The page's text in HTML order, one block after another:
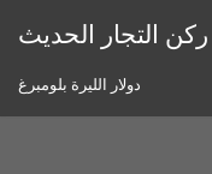
ركن التجار الحديث
دولار الليرة بلومبرغ